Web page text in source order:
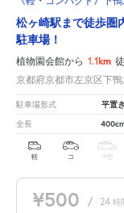
松ヶ崎駅まで徒歩圏
駐車場！
植物園会館から 1.1km
京都府京都市左京区下
駐車場形式 平置き
全長
軽 コ 中型
¥500 / 24 時